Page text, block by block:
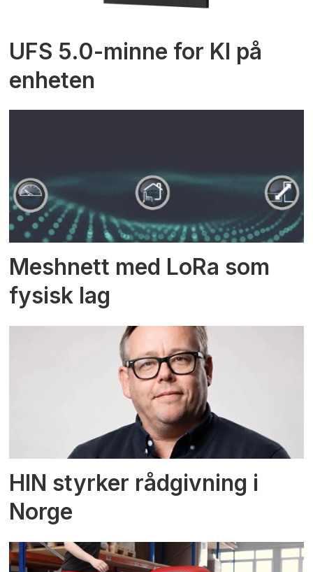
UFS 5.0-minne for KI på
enheten
Meshnett med LoRa som
fysisk lag
HIN styrker rådgivning i
Norge